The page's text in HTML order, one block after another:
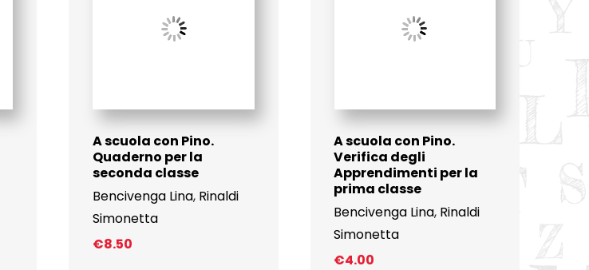
A scuola con Pino.
Quaderno per la
seconda classe
Bencivenga Lina, Rinaldi
Simonetta
€8.50
A scuola con Pino.
Verifica degli
Apprendimenti per la
prima classe
Bencivenga Lina, Rinaldi
Simonetta
€4.00